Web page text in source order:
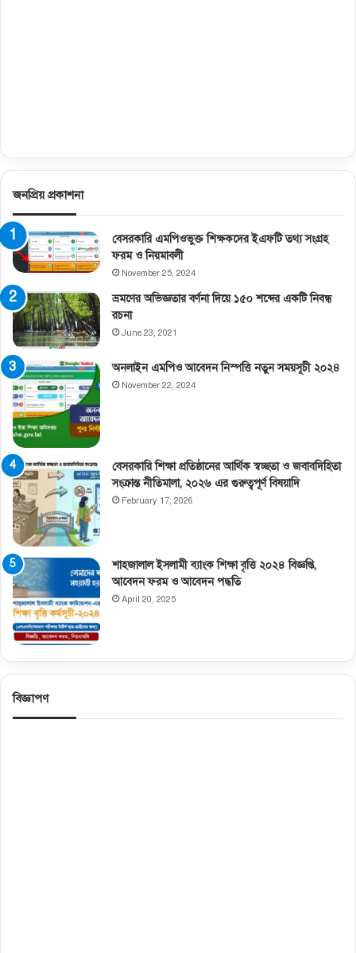
জনপ্রিয় প্রকাশনা
বেসরকারি এমপিওভুক্ত শিক্ষকদের ইএফটি তথ্য সংগ্রহ
ফরম ও নিয়মাবলী
November 25, 2024
ভ্রমণের অভিজ্ঞতার বর্ণনা দিয়ে ১৫০ শব্দের একটি নিবন্ধ
রচনা
June 23, 2021
অনলাইন এমপিও আবেদন নিস্পত্তি নতুন সময়সূচী ২০২৪
November 22, 2024
বেসরকারি শিক্ষা প্রতিষ্ঠানের আর্থিক স্বচ্ছতা ও জবাবদিহিতা
সংক্রান্ত নীতিমালা, ২০২৬ এর গুরুত্বপূর্ণ বিষয়াদি
February 17, 2026
শাহজালাল ইসলামী ব্যাংক শিক্ষা বৃত্তি ২০২৪ বিজ্ঞপ্তি,
আবেদন ফরম ও আবেদন পদ্ধতি
April 20, 2025
বিজ্ঞাপণ